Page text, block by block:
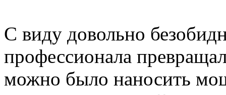
С виду довольно
профессионала
можно было наносить